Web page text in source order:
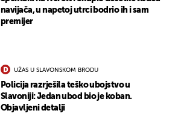
navijača, u napetoj utrci bodrio ih i sam
premijer
UŽAS U SLAVONSKOM BRODU
Policija razrješila teško ubojstvo u
Slavoniji: Jedan ubod bio je koban.
Objavljeni detalji